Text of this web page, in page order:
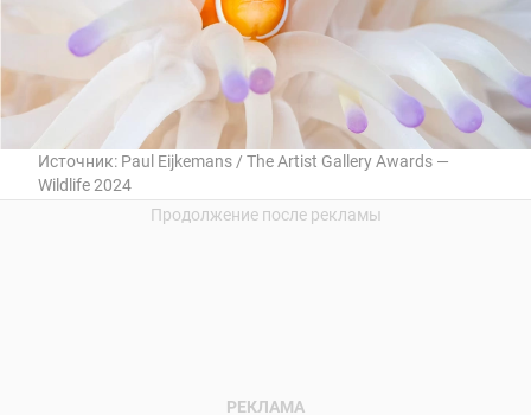
Источник: Paul Eijkemans / The Artist Gallery Awards —
Wildlife 2024